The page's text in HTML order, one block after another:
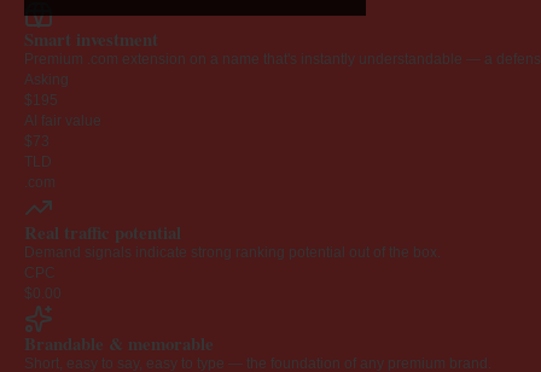
Smart investment
Premium .com extension on a name that's instantly understandable — a
Asking
$195
AI fair value
$73
TLD
.com
Real traffic potential
Demand signals indicate strong ranking potential out of the box.
CPC
$0.00
Brandable & memorable
Short, easy to say, easy to type — the foundation of any premium brand.